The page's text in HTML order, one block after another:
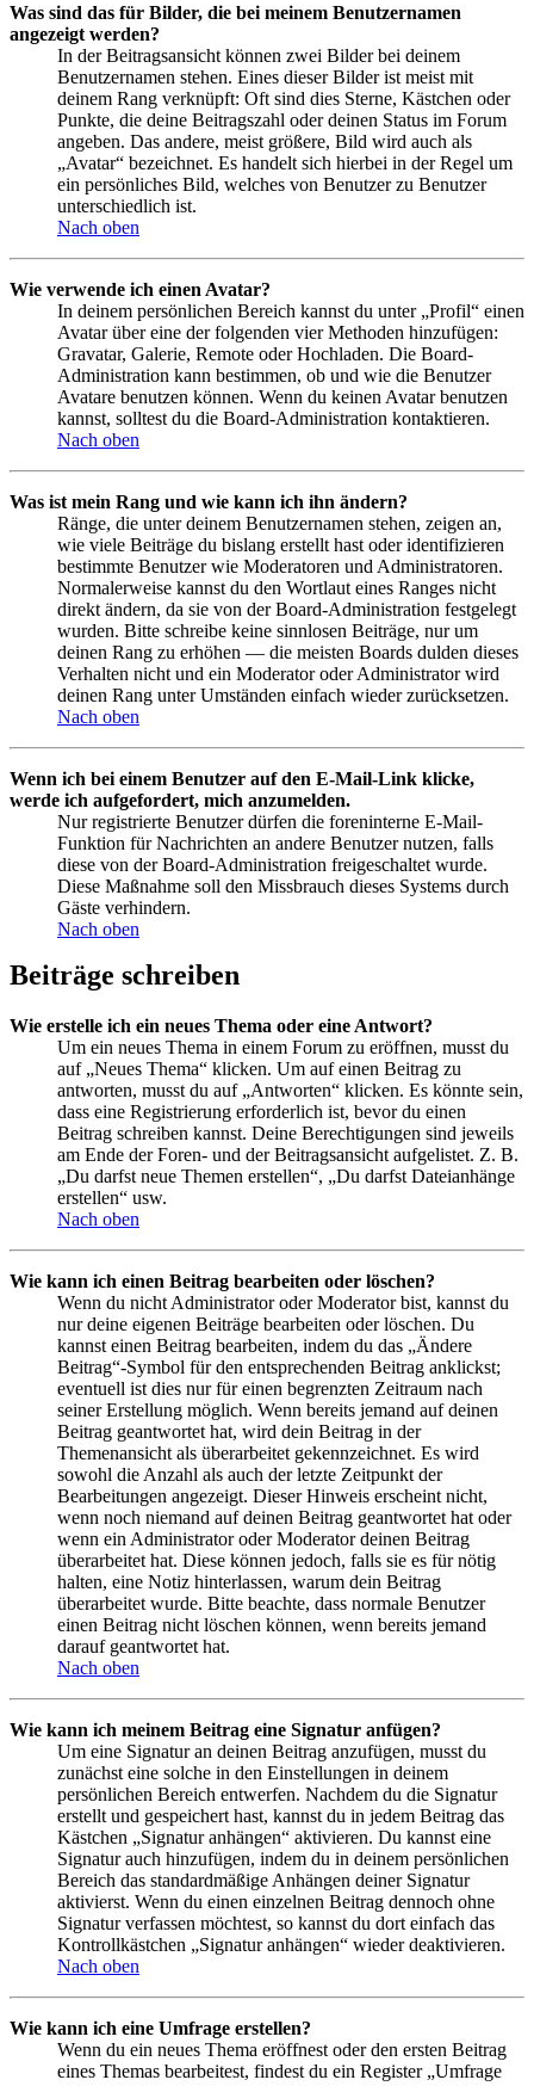
Was sind das für Bilder, die bei meinem Benutzernamen
angezeigt werden?
In der Beitragsansicht können zwei Bilder bei deinem
Benutzernamen stehen. Eines dieser Bilder ist meist mit
deinem Rang verknüpft: Oft sind dies Sterne, Kästchen oder
Punkte, die deine Beitragszahl oder deinen Status im Forum
angeben. Das andere, meist größere, Bild wird auch als
„Avatar“ bezeichnet. Es handelt sich hierbei in der Regel um
ein persönliches Bild, welches von Benutzer zu Benutzer
unterschiedlich ist.
Nach oben
Wie verwende ich einen Avatar?
In deinem persönlichen Bereich kannst du unter „Profil“ einen
Avatar über eine der folgenden vier Methoden hinzufügen:
Gravatar, Galerie, Remote oder Hochladen. Die Board-
Administration kann bestimmen, ob und wie die Benutzer
Avatare benutzen können. Wenn du keinen Avatar benutzen
kannst, solltest du die Board-Administration kontaktieren.
Nach oben
Was ist mein Rang und wie kann ich ihn ändern?
Ränge, die unter deinem Benutzernamen stehen, zeigen an,
wie viele Beiträge du bislang erstellt hast oder identifizieren
bestimmte Benutzer wie Moderatoren und Administratoren.
Normalerweise kannst du den Wortlaut eines Ranges nicht
direkt ändern, da sie von der Board-Administration festgelegt
wurden. Bitte schreibe keine sinnlosen Beiträge, nur um
deinen Rang zu erhöhen — die meisten Boards dulden dieses
Verhalten nicht und ein Moderator oder Administrator wird
deinen Rang unter Umständen einfach wieder zurücksetzen.
Nach oben
Wenn ich bei einem Benutzer auf den E-Mail-Link klicke,
werde ich aufgefordert, mich anzumelden.
Nur registrierte Benutzer dürfen die foreninterne E-Mail-
Funktion für Nachrichten an andere Benutzer nutzen, falls
diese von der Board-Administration freigeschaltet wurde.
Diese Maßnahme soll den Missbrauch dieses Systems durch
Gäste verhindern.
Nach oben
Beiträge schreiben
Wie erstelle ich ein neues Thema oder eine Antwort?
Um ein neues Thema in einem Forum zu eröffnen, musst du
auf „Neues Thema“ klicken. Um auf einen Beitrag zu
antworten, musst du auf „Antworten“ klicken. Es könnte sein,
dass eine Registrierung erforderlich ist, bevor du einen
Beitrag schreiben kannst. Deine Berechtigungen sind jeweils
am Ende der Foren- und der Beitragsansicht aufgelistet. Z. B.
„Du darfst neue Themen erstellen“, „Du darfst Dateianhänge
erstellen“ usw.
Nach oben
Wie kann ich einen Beitrag bearbeiten oder löschen?
Wenn du nicht Administrator oder Moderator bist, kannst du
nur deine eigenen Beiträge bearbeiten oder löschen. Du
kannst einen Beitrag bearbeiten, indem du das „Ändere
Beitrag“-Symbol für den entsprechenden Beitrag anklickst;
eventuell ist dies nur für einen begrenzten Zeitraum nach
seiner Erstellung möglich. Wenn bereits jemand auf deinen
Beitrag geantwortet hat, wird dein Beitrag in der
Themenansicht als überarbeitet gekennzeichnet. Es wird
sowohl die Anzahl als auch der letzte Zeitpunkt der
Bearbeitungen angezeigt. Dieser Hinweis erscheint nicht,
wenn noch niemand auf deinen Beitrag geantwortet hat oder
wenn ein Administrator oder Moderator deinen Beitrag
überarbeitet hat. Diese können jedoch, falls sie es für nötig
halten, eine Notiz hinterlassen, warum dein Beitrag
überarbeitet wurde. Bitte beachte, dass normale Benutzer
einen Beitrag nicht löschen können, wenn bereits jemand
darauf geantwortet hat.
Nach oben
Wie kann ich meinem Beitrag eine Signatur anfügen?
Um eine Signatur an deinen Beitrag anzufügen, musst du
zunächst eine solche in den Einstellungen in deinem
persönlichen Bereich entwerfen. Nachdem du die Signatur
erstellt und gespeichert hast, kannst du in jedem Beitrag das
Kästchen „Signatur anhängen“ aktivieren. Du kannst eine
Signatur auch hinzufügen, indem du in deinem persönlichen
Bereich das standardmäßige Anhängen deiner Signatur
aktivierst. Wenn du einen einzelnen Beitrag dennoch ohne
Signatur verfassen möchtest, so kannst du dort einfach das
Kontrollkästchen „Signatur anhängen“ wieder deaktivieren.
Nach oben
Wie kann ich eine Umfrage erstellen?
Wenn du ein neues Thema eröffnest oder den ersten Beitrag
eines Themas bearbeitest, findest du ein Register „Umfrage